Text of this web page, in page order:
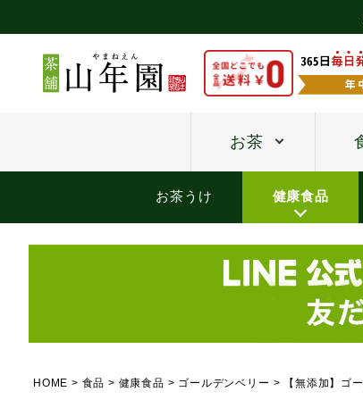
お茶
お茶うけ 健康食品
HOME 食品 健康食品 ゴールデンベリー 【無添加】ゴ